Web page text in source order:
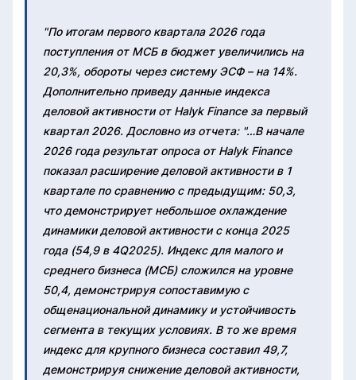
"По итогам первого квартала 2026 года
поступления от МСБ в бюджет увеличились на
20,3%, обороты через систему ЭСФ – на 14%.
Дополнительно приведу данные индекса
деловой активности от Halyk Finance за первый
квартал 2026. Дословно из отчета: "…В начале
2026 года результат опроса от Halyk Finance
показал расширение деловой активности в 1
квартале по сравнению с предыдущим: 50,3,
что демонстрирует небольшое охлаждение
динамики деловой активности с конца 2025
года (54,9 в 4Q2025). Индекс для малого и
среднего бизнеса (МСБ) сложился на уровне
50,4, демонстрируя сопоставимую с
общенациональной динамику и устойчивость
сегмента в текущих условиях. В то же время
индекс для крупного бизнеса составил 49,7,
демонстрируя снижение деловой активности,